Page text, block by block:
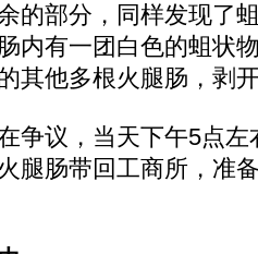
的部分，同样发现了
内有一团白色的蛆状
其他多根火腿肠，剥
议，当天下午5点左
腿肠带回工商所，准